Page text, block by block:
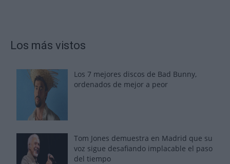
Los más vistos
Los 7 mejores discos de Bad Bunny,
ordenados de mejor a peor
Tom Jones demuestra en Madrid que su
voz sigue desafiando implacable el paso
del tiempo